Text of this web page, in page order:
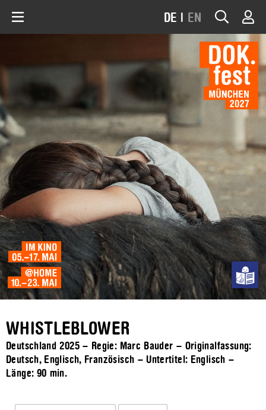
DE | EN
WHISTLEBLOWER
Deutschland 2025 – Regie: Marc Bauder – Originalfassung:
Deutsch, Englisch, Französisch – Untertitel: Englisch –
Länge: 90 min.